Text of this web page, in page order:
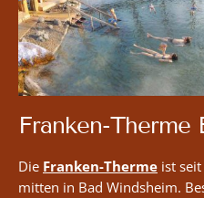
Franken-Therme
Die Franken-Therme ist
mitten in Bad Windsheim.